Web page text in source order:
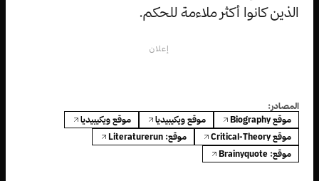
الذين كانوا أكثر ملاءمة للحكم.
إعلان
المصادر:
موقع Biography
موقع ويكيبيديا
موقع ويكيبيديا
موقع Critical-Theory
موقع: Literaturerun
موقع: Brainyquote